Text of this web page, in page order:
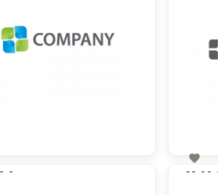
€

60,00